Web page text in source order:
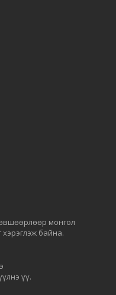
монгол
хэрэглэж байна.
үү.